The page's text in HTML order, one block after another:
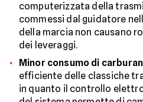
computerizzata della
commessi dal guidatore
della marcia non causano
dei leveraggi.
Minor consumo di
efficiente delle classiche
in quanto il controllo